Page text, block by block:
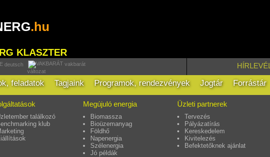
.hu
KLASZTER
deutsch
vakbarát
változat
HÍRLEVÉL
feladatok Tagjaink Programok, rendezvények Jogtár Forrástár
találkozó
klub
Megújuló energia
Biomassza
Bioüzemanyag
Földhő
Napenergia
Szélenergia
Jó példák
Üzleti partnerek
Tervezés
Pályázatírás
Kereskedelem
Kivitelezés
Befektetőknek ajánlat